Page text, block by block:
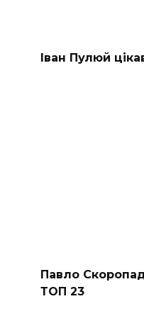
Іван Пулюй
Павло
ТОП 23